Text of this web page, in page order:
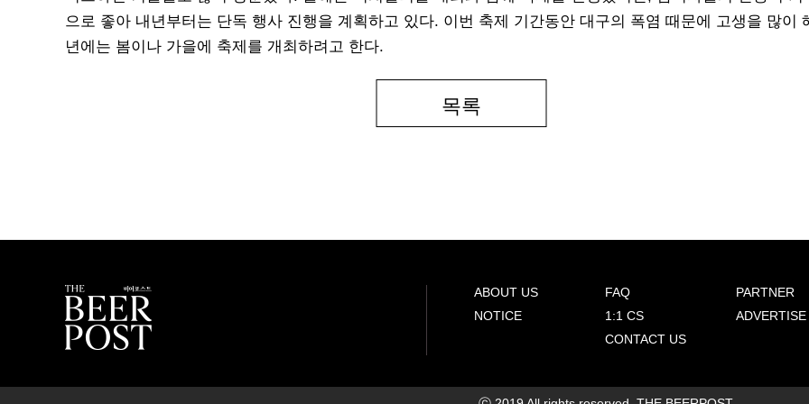
으로 좋아 내년부터는 단독 행사 진행을 계획하고 있다. 이번 축제 기간동안 대구의 폭염 때문에 고생을 많이
년에는 봄이나 가을에 축제를 개최하려고 한다.
목록
ABOUT US
NOTICE
FAQ
1:1 CS
CONTACT US
PARTNER
ADVERTISE